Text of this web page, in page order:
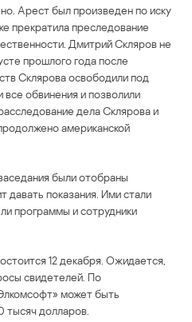
Арест был произведен по иску
прекратила преследование
Дмитрий Скляров не
прошлого года после
Склярова освободили под
все обвинения и позволили
дела Склярова и
американской
были отобраны
давать показания. Ими стали
программы и сотрудники
12 декабря. Ожидается,
свидетелей. По
может быть
долларов.